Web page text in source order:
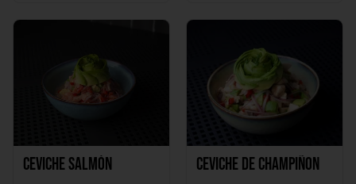
Ceviche Salmón Ceviche de Champiñon